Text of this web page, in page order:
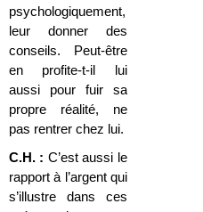
psychologiquement,
leur donner des
conseils. Peut-être
en profite-t-il lui
aussi pour fuir sa
propre réalité, ne
pas rentrer chez lui.
C.H. : C’est aussi le
rapport à l’argent qui
s’illustre dans ces